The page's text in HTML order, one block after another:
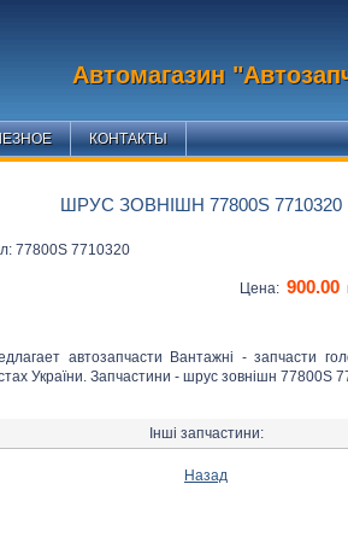
Автомагазин
КОНТАКТЫ
ШРУС ЗОВНІШН 77800S 7710320
77800S 7710320
Цена: 900.00
автозапчасти Вантажні - запчасти
України. Запчастини - шрус зовнішн 77800S
Інші запчастини:
Назад